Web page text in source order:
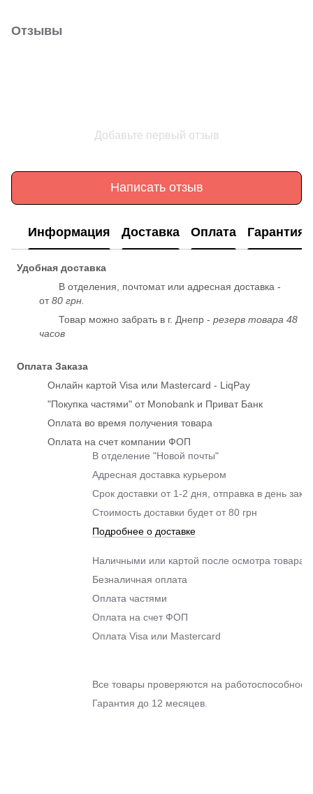
Отзывы
Добавьте первый отзыв
Написать отзыв
Информация Доставка Оплата Гарантия
Удобная доставка
В отделения, почтомат или адресная доставка -
от80 грн.
Товар можно забрать в г. Днепр - резерв товара 48
часов
Оплата Заказа
Онлайн картой Visa или Mastercard - LiqPay
"Покупка частями" от Monobank и Приват Банк
Оплата во время получения товара
Оплата на счет компании ФОП
В отделение "Новой почты"
Адресная доставка курьером
Срок доставки от 1-2 дня, отправка в день
Стоимость доставки будет от 80 грн
Подробнее о доставке
Наличными или картой после осмотра товара
Безналичная оплата
Оплата частями
Оплата на счет ФОП
Оплата Visa или Mastercard
Все товары проверяются на
Гарантия до 12 месяцев.